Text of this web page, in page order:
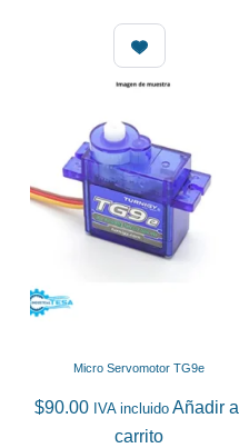
Micro Servomotor TG9e
$90.00 IVA incluido Añadir al
carrito